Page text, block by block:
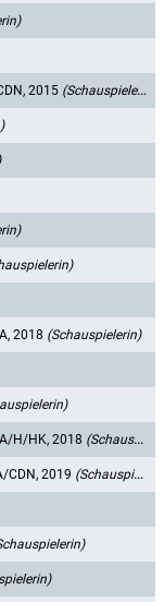
2015 (Schauspielerin)
2018 (Schauspielerin)
H/HK, 2018 (Schauspielerin)
CDN, 2019 (Schauspielerin)